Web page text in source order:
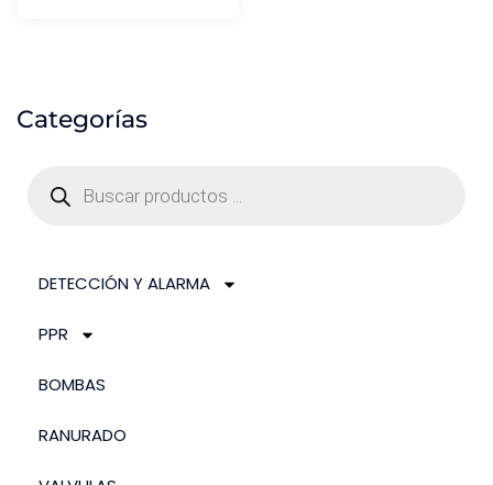
Categorías
DETECCIÓN Y ALARMA
PPR
BOMBAS
RANURADO